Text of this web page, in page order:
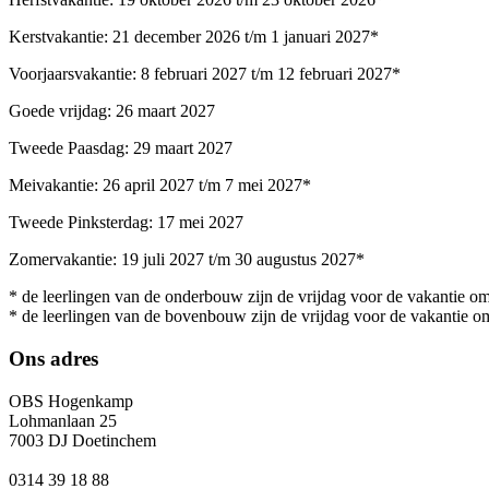
Kerstvakantie: 21 december 2026 t/m 1 januari 2027*
Voorjaarsvakantie: 8 februari 2027 t/m 12 februari 2027*
Goede vrijdag: 26 maart 2027
Tweede Paasdag: 29 maart 2027
Meivakantie: 26 april 2027 t/m 7 mei 2027*
Tweede Pinksterdag: 17 mei 2027
Zomervakantie: 19 juli 2027 t/m 30 augustus 2027*
* de leerlingen van de onderbouw zijn de vrijdag voor de vakantie
* de leerlingen van de bovenbouw zijn de vrijdag voor de vakantie
Ons adres
OBS Hogenkamp
Lohmanlaan 25
7003 DJ Doetinchem
0314 39 18 88